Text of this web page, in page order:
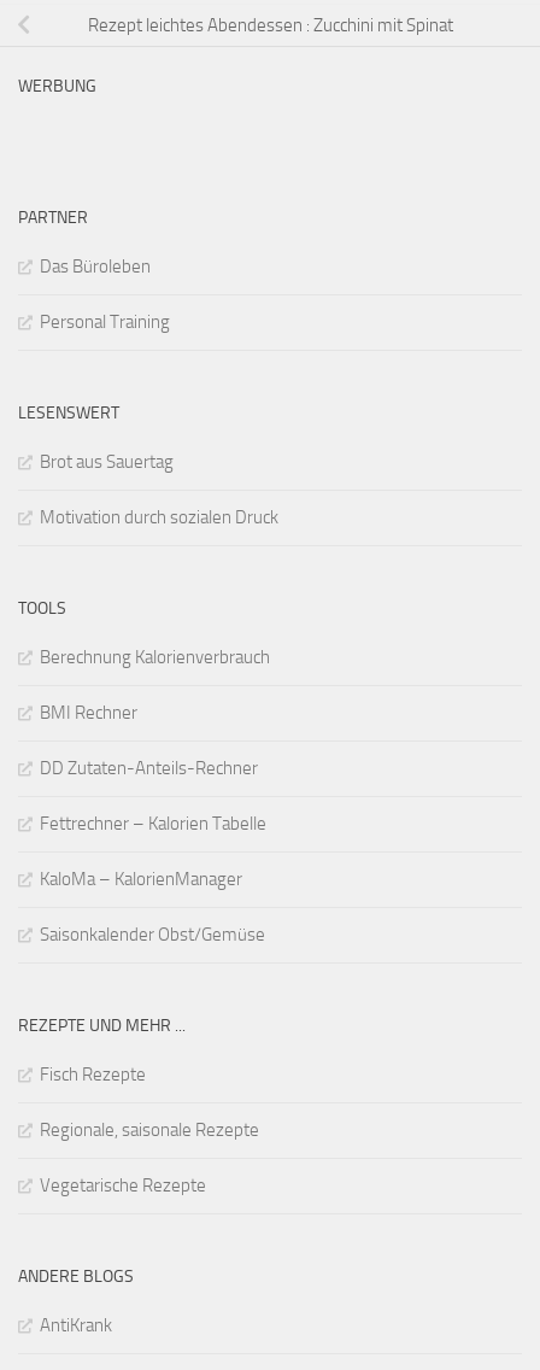
Rezept leichtes Abendessen : Zucchini mit Spinat
WERBUNG
PARTNER
Das Büroleben
Personal Training
LESENSWERT
Brot aus Sauertag
Motivation durch sozialen Druck
TOOLS
Berechnung Kalorienverbrauch
BMI Rechner
DD Zutaten-Anteils-Rechner
Fettrechner – Kalorien Tabelle
KaloMa – KalorienManager
Saisonkalender Obst/Gemüse
REZEPTE UND MEHR ...
Fisch Rezepte
Regionale, saisonale Rezepte
Vegetarische Rezepte
ANDERE BLOGS
AntiKrank